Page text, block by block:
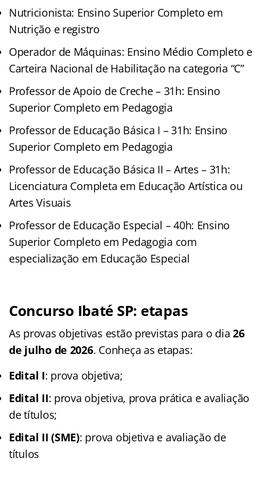
Nutricionista: Ensino Superior Completo em
Nutrição e registro
Operador de Máquinas: Ensino Médio Completo e
Carteira Nacional de Habilitação na categoria “C”
Professor de Apoio de Creche – 31h: Ensino
Superior Completo em Pedagogia
Professor de Educação Básica I – 31h: Ensino
Superior Completo em Pedagogia
Professor de Educação Básica II – Artes – 31h:
Licenciatura Completa em Educação Artística ou
Artes Visuais
Professor de Educação Especial – 40h: Ensino
Superior Completo em Pedagogia com
especialização em Educação Especial
Concurso Ibaté SP: etapas
As provas objetivas estão previstas para o dia26
de julho de 2026. Conheça as etapas:
Edital I: prova objetiva;
Edital II: prova objetiva, prova prática e avaliação
de títulos;
Edital II (SME): prova objetiva e avaliação de
títulos